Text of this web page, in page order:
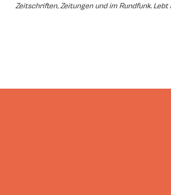
Zeitschriften, Zeitungen und im Rundfunk. Lebt